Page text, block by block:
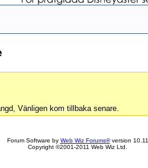
Vänligen kom tillbaka senare.
Forum Software by Web Wiz Forums®version 10.11
Copyright ©2001-2011 Web Wiz Ltd.